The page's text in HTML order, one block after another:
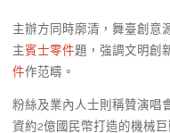
主辦方同時廓清，舞臺創意
主賓士零件題，強調文明創
件作范疇。
粉絲及業內人士則稱贊演唱
資約2億國民幣打造的機械